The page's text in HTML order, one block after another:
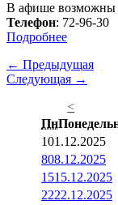
В афише возможны
Телефон: 72-96-30
Подробнее
← Предыдущая
Следующая →
<
Пн
101.12.2025
808.12.2025
1515.12.2025
2222.12.2025